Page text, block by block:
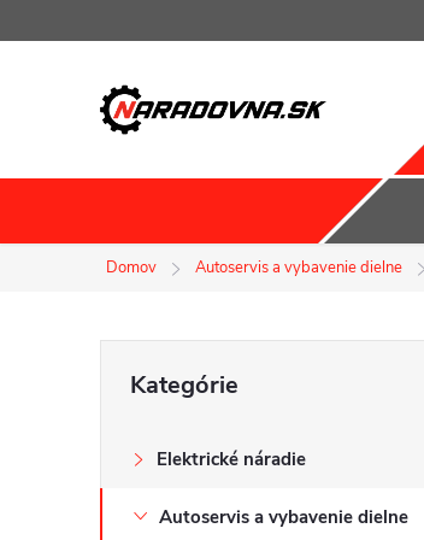
na
Domov Autoservis a vybavenie dielne
č
kategórie
Kategórie
Elektrické náradie
Autoservis a vybavenie dielne